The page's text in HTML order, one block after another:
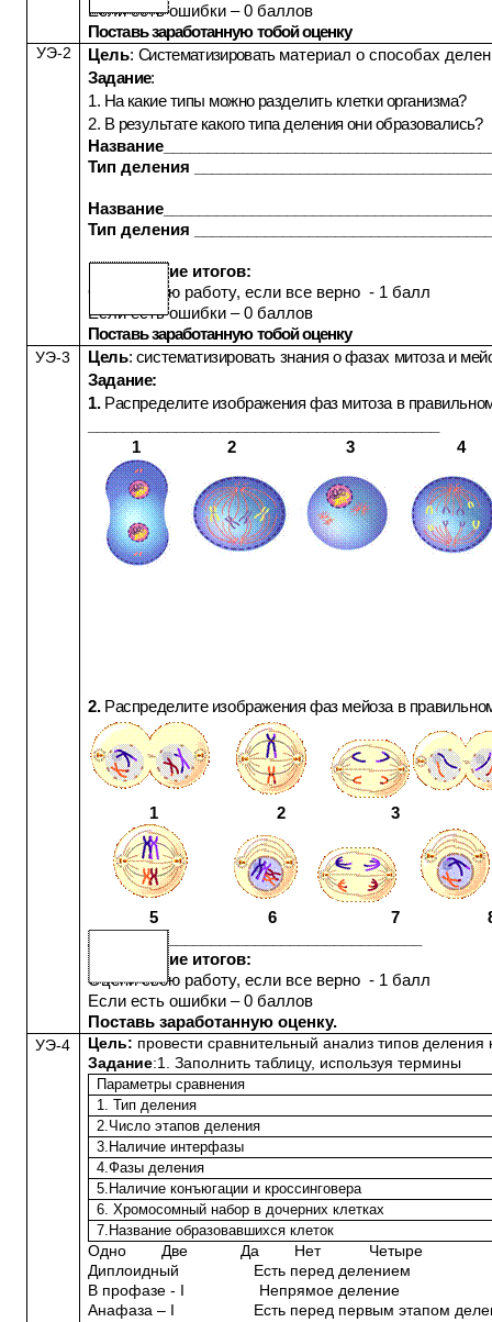
Если есть ошибки – 0 баллов
Поставь заработанную тобой оценку
УЭ-2 Цель: Систематизировать материал о способах
Задание:
1. На какие типы можно разделить клетки организма?
2. В результате какого типа деления они образовались?
Тип деления
Тип деления
Подведение итогов:
Оцени свою работу, если все верно - 1 балл
Если есть ошибки – 0 баллов
Поставь заработанную тобой оценку
УЭ-3 Цель: систематизировать знания о фазах митоза и
Задание:
1.Распределите изображения фаз митоза в
1 2 3 4
2.Распределите изображения фаз мейоза в
1 2 3
5 6 7
______________________________________
Подведение итогов:
Оцени свою работу, если все верно - 1 балл
Если есть ошибки – 0 баллов
Поставь заработанную оценку.
УЭ-4 Цель: провести сравнительный анализ типов деления
Задание:1. Заполнить таблицу, используя термины
Параметры сравнения
1. Тип деления
2.Число этапов деления
3.Наличие интерфазы
4.Фазы деления
5.Наличие конъюгации и кроссинговера
6. Хромосомный набор в дочерних клетках
7.Название образовавшихся клеток
Одно Две Да Нет Четыре
Диплоидный Есть перед делением
В профазе -
Непрямое деление
Анафаза –
Есть перед первым этапом